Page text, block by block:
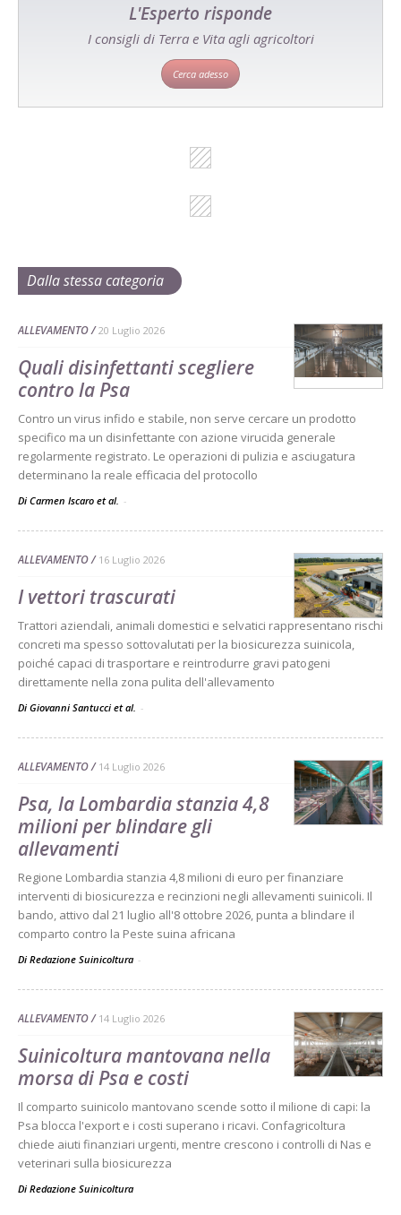
L'Esperto risponde
I consigli di Terra e Vita agli agricoltori
Cerca adesso
Dalla stessa categoria
ALLEVAMENTO 20 Luglio 2026
Quali disinfettanti scegliere
contro la Psa
Contro un virus infido e stabile, non serve cercare un prodotto
specifico ma un disinfettante con azione virucida generale
regolarmente registrato. Le operazioni di pulizia e asciugatura
determinano la reale efficacia del protocollo
Di Carmen Iscaro et al. -
ALLEVAMENTO 16 Luglio 2026
I vettori trascurati
Trattori aziendali, animali domestici e selvatici rappresentano rischi
concreti ma spesso sottovalutati per la biosicurezza suinicola,
poiché capaci di trasportare e reintrodurre gravi patogeni
direttamente nella zona pulita dell'allevamento
Di Giovanni Santucci et al. -
ALLEVAMENTO 14 Luglio 2026
Psa, la Lombardia stanzia 4,8
milioni per blindare gli
allevamenti
Regione Lombardia stanzia 4,8 milioni di euro per finanziare
interventi di biosicurezza e recinzioni negli allevamenti suinicoli. Il
bando, attivo dal 21 luglio all'8 ottobre 2026, punta a blindare il
comparto contro la Peste suina africana
Di Redazione Suinicoltura -
ALLEVAMENTO 14 Luglio 2026
Suinicoltura mantovana nella
morsa di Psa e costi
Il comparto suinicolo mantovano scende sotto il milione di capi: la
Psa blocca l'export e i costi superano i ricavi. Confagricoltura
chiede aiuti finanziari urgenti, mentre crescono i controlli di Nas e
veterinari sulla biosicurezza
Di Redazione Suinicoltura